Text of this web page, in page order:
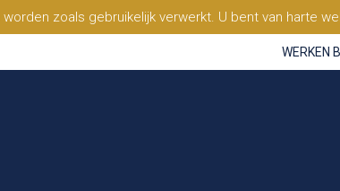
zoals gebruikelijk verwerkt. U bent van harte
WERKEN